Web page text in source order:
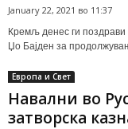
January 22, 2021 во 11:37
Кремљ денес ги
Џо Бајден за
Европа и Свет
Навални во
затворска